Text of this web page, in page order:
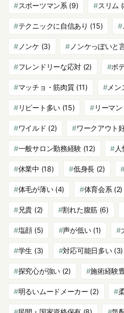
スポーツマン系 (9) スリム
テクニックに自信あり (15)
ノンケ (3) ノンケっぽいと
フレンドリーな応対 (2) ボ
マッチョ・筋肉質(11) メン
リピート多い(15) リーマン
ワイルド (2) ワークアウト
一般サロン勤務経験 (12)
休業中 (18) 低身長(2)
体毛が薄い(4) 体育会系 (2)
兄貴 (2) 割れた腹筋(6)
塩顔 (5) 声が低い(1)
学生 (3) 対応可能日多い(3)
探究心が強い(2) 施術経験
明るいムードメーカー (2)